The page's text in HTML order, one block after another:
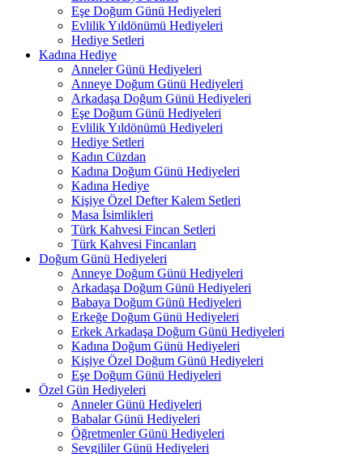
Eşe Doğum Günü Hediyeleri
Evlilik Yıldönümü Hediyeleri
Hediye Setleri
Kadına Hediye
Anneler Günü Hediyeleri
Anneye Doğum Günü Hediyeleri
Arkadaşa Doğum Günü Hediyeleri
Eşe Doğum Günü Hediyeleri
Evlilik Yıldönümü Hediyeleri
Hediye Setleri
Kadın Cüzdan
Kadına Doğum Günü Hediyeleri
Kadına Hediye
Kişiye Özel Defter Kalem Setleri
Masa İsimlikleri
Türk Kahvesi Fincan Setleri
Türk Kahvesi Fincanları
Doğum Günü Hediyeleri
Anneye Doğum Günü Hediyeleri
Arkadaşa Doğum Günü Hediyeleri
Babaya Doğum Günü Hediyeleri
Erkeğe Doğum Günü Hediyeleri
Erkek Arkadaşa Doğum Günü Hediyeleri
Kadına Doğum Günü Hediyeleri
Kişiye Özel Doğum Günü Hediyeleri
Eşe Doğum Günü Hediyeleri
Özel Gün Hediyeleri
Anneler Günü Hediyeleri
Babalar Günü Hediyeleri
Öğretmenler Günü Hediyeleri
Sevgililer Günü Hediyeleri